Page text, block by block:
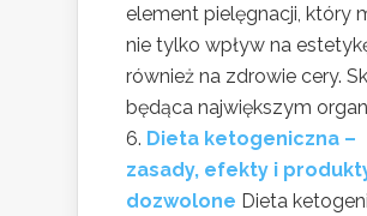
element pielęgnacji, który
nie tylko wpływ na
również na zdrowie cery.
będąca największym
Dieta ketogeniczna –
zasady, efekty i
dozwolone Dieta